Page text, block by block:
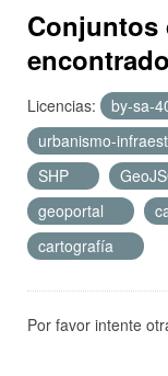
Acerca de
Conjuntos
Licencias: by-sa-
urbanismo-
SHP
geoportal
cartografía
Por favor intente